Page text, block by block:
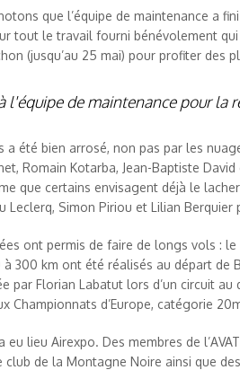
que l’équipe de maintenance a
tout le travail fourni bénévolement
(jusqu’au 25 mai) pour profiter des
l'équipe de maintenance pour la
a été bien arrosé, non pas par les
Romain Kotarba, Jean-Baptiste
que certains envisagent déjà le
Leclerq, Simon Piriou et Lilian Berquier
ont permis de faire de longs vols :
à 300 km ont été réalisés au départ de
par Florian Labatut lors d’un circuit
Championnats d’Europe, catégorie
a eu lieu Airexpo. Des membres de
club de la Montagne Noire ainsi que